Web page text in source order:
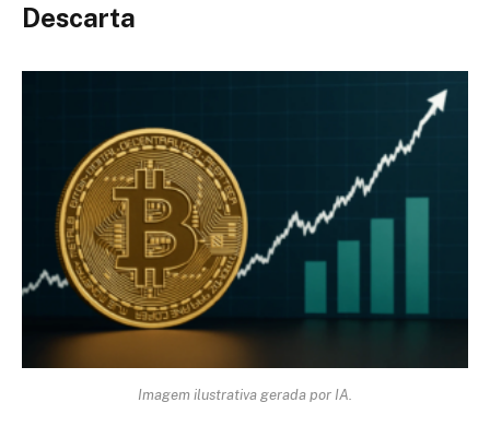
Descarta
Imagem ilustrativa gerada por IA.